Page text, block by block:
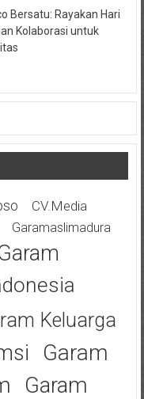
Bersatu: Rayakan Hari
Kolaborasi untuk
CV.Media
Garamaslimadura
Keluarga
Garam
Garam